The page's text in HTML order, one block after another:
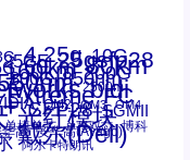
4.25g 10G
25GE 25gsfp28
60km 80km
160km 200G
800G 850nm
2500m
bidi
Extreme FC
OM2 OM3 OM4
SFP28 SGMII
光纤模块
单模单芯 单模双芯 博科
华高 安华高(Avago)
戴尔(Dell)
阿尔卡特朗讯